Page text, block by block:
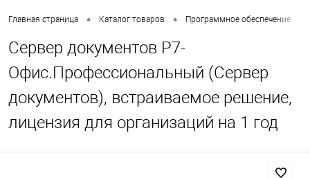
Главная страница • Каталог товаров • Программное обеспечение
Сервер документов Р7-
Офис.Профессиональный (Сервер
документов), встраиваемое решение,
лицензия для организаций на 1 год